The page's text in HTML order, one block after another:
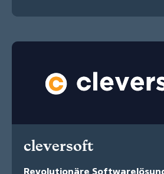
cleversoft
Revolutionäre